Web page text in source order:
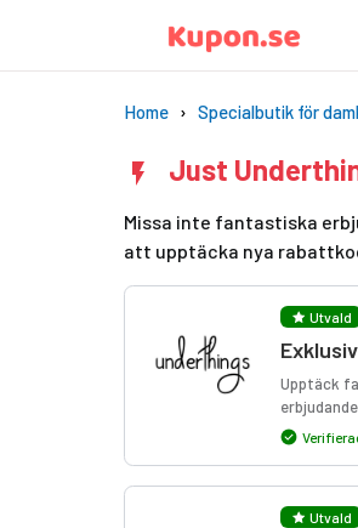
Home Specialbutik för
Just
Missa inte fantastiska
att upptäcka nya
Utvald
Upptäck
Utvald